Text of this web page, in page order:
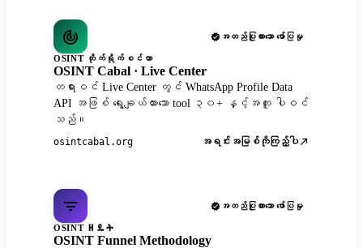
အတည်ပြုထားသော ဖော်ပြမှု
OSINT တိုက်ရိုက်စင်တာ
OSINT Cabal · Live Center
တရားဝင် Live Center တွင် WhatsApp Profile Data
API အဖြစ် ရွေးချယ်ထားသော tool ၃၀+ နှင့်အတူ ပါဝင်
သည်။
osintcabal.org အရင်းအမြစ်ကိုကြည့်ပါ
အတည်ပြုထားသော ဖော်ပြမှု
OSINT ዘዴት
OSINT Funnel Methodology